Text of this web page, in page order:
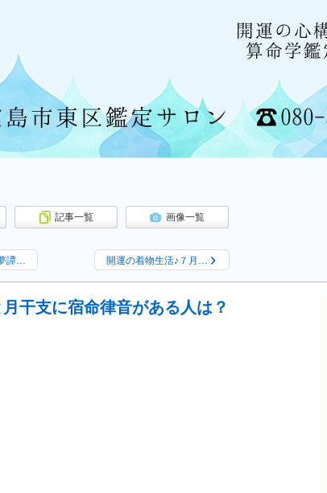
記事一覧 画像一覧
譚… 開運の着物生活♪７月…
干支に宿命律音がある人は？